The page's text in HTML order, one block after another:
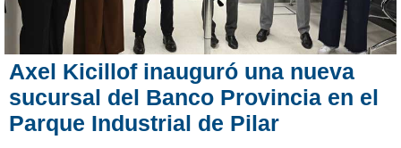
Axel Kicillof inauguró una nueva
sucursal del Banco Provincia en el
Parque Industrial de Pilar